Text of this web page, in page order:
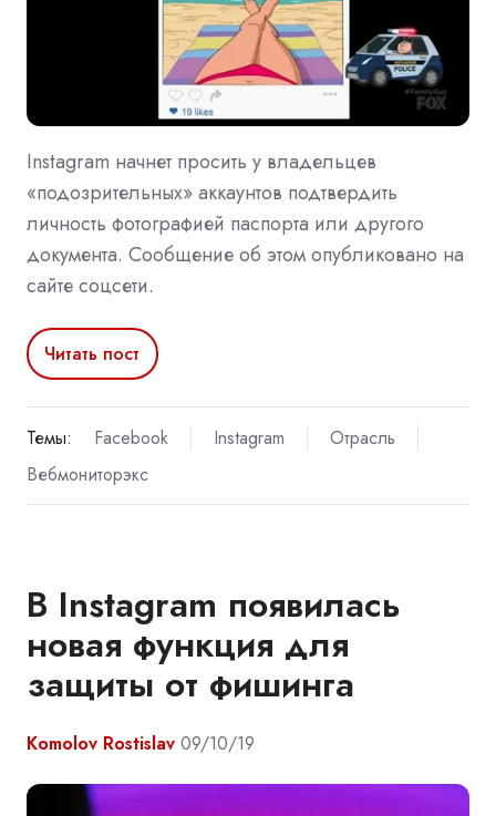
Instagram начнет просить у владельцев
«подозрительных» аккаунтов подтвердить
личность фотографией паспорта или другого
документа. Сообщение об этом опубликовано на
сайте соцсети.
Читать пост
Темы: Facebook Instagram
Отрасль
Вебмониторэкс
В Instagram появилась
новая функция для
защиты от фишинга
Komolov Rostislav 09/10/19